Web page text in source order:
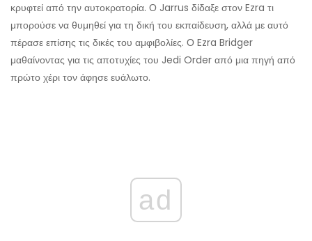
κρυφτεί από την αυτοκρατορία. Ο Jarrus δίδαξε στον Ezra τι
μπορούσε να θυμηθεί για τη δική του εκπαίδευση, αλλά με αυτό
πέρασε επίσης τις δικές του αμφιβολίες. Ο Ezra Bridger
μαθαίνοντας για τις αποτυχίες του Jedi Order από μια πηγή από
πρώτο χέρι τον άφησε ευάλωτο.
ad